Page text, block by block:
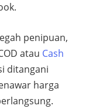
penipuan,
atau Cash
ditangani
harga